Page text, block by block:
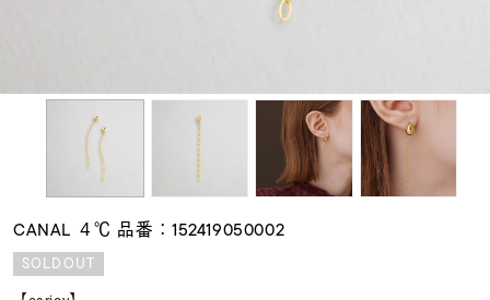
石の色
CANAL ４℃ 品番：152419050002
SOLDOUT